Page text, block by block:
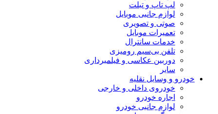
لپ تاپ و تبلت
لوازم جانبی موبایل
صوتی و تصویری
تعمیرات موبایل
خدمات سانترال
تلفن بی‌سیم رومیزی
دوربین عکاسی و فیلمبرداری
سایر
خودرو و وسایل نقلیه
خودروی داخلی و خارجی
اجاره خودرو
لوازم جانبی خودرو